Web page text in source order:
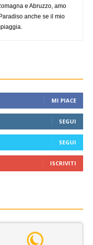
e Abruzzo, amo
anche se il mio
MI PIACE
SEGUI
SEGUI
ISCRIVITI